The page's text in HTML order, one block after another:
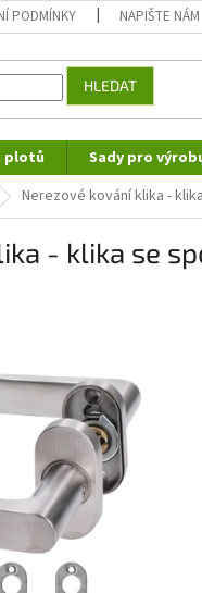
PODMÍNKY NAPIŠTE NÁM
HLEDAT
plotů Sady pro
Nerezové kování klika -
- klika se